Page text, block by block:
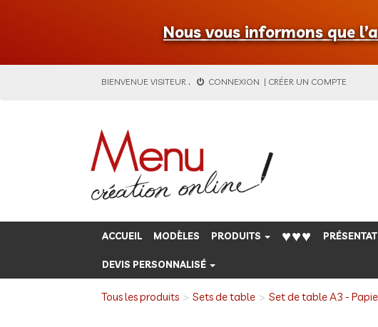
Nous vous informons que
BIENVENUE VISITEUR , CONNEXION | CRÉER UN COMPTE
ACCUEIL MODÈLES PRODUITS ♥♥♥
DEVIS PERSONNALISÉ
Tous les produits Sets de table Set de table A3 -